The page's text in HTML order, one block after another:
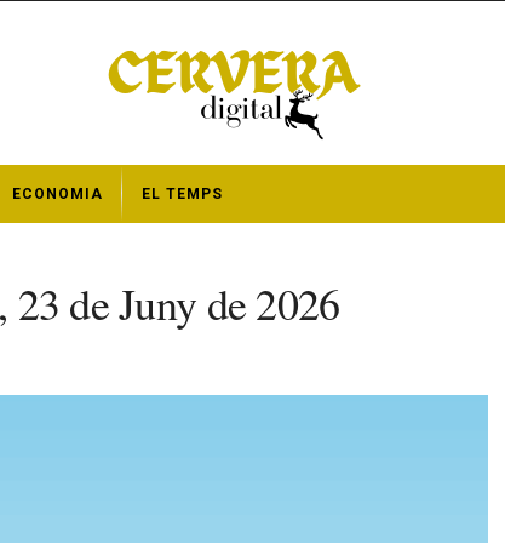
ECONOMIA EL TEMPS
de Juny de 2026